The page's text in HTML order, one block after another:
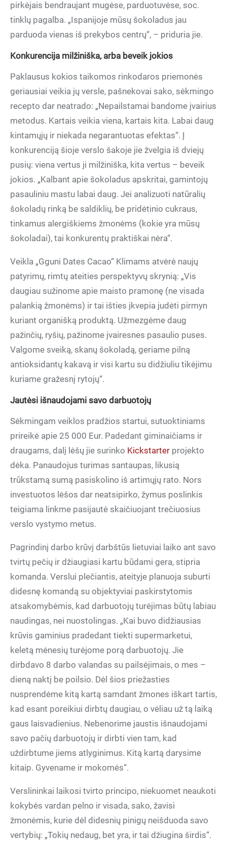
pirkėjais bendraujant mugėse, parduotuvėse, soc.
tinklų pagalba. „Ispanijoje mūsų šokoladus jau
parduoda vienas iš prekybos centrų“, – priduria jie.
Konkurencija milžiniška, arba beveik jokios
Paklausus kokios taikomos rinkodaros priemonės
geriausiai veikia jų versle, pašnekovai sako, sėkmingo
recepto dar neatrado: „Nepailstamai bandome įvairius
metodus. Kartais veikia viena, kartais kita. Labai daug
kintamųjų ir niekada negarantuotas efektas“. Į
konkurenciją šioje verslo šakoje jie žvelgia iš dviejų
pusių: viena vertus ji milžiniška, kita vertus – beveik
jokios. „Kalbant apie šokoladus apskritai, gamintojų
pasauliniu mastu labai daug. Jei analizuoti natūralių
šokoladų rinką be saldiklių, be pridėtinio cukraus,
tinkamus alergiškiems žmonėms (kokie yra mūsų
šokoladai), tai konkurentų praktiškai nėra“.
Veikla „Gguni Dates Cacao“ Klimams atvėrė naujų
patyrimų, rimtų ateities perspektyvų skrynią: „Vis
daugiau sužinome apie maisto pramonę (ne visada
palankią žmonėms) ir tai išties įkvepia judėti pirmyn
kuriant organišką produktą. Užmezgėme daug
pažinčių, ryšių, pažinome įvairesnes pasaulio puses.
Valgome sveiką, skanų šokoladą, geriame pilną
antioksidantų kakavą ir visi kartu su didžiuliu tikėjimu
kuriame gražesnį rytojų“.
Jautėsi išnaudojami savo darbuotojų
Sėkmingam veiklos pradžios startui, sutuoktiniams
prireikė apie 25 000 Eur. Padedant giminaičiams ir
draugams, dalį lėšų jie surinko Kickstarter projekto
dėka. Panaudojus turimas santaupas, likusią
trūkstamą sumą pasiskolino iš artimųjų rato. Nors
investuotos lėšos dar neatsipirko, žymus poslinkis
teigiama linkme pasijautė skaičiuojant trečiuosius
verslo vystymo metus.
Pagrindinį darbo krūvį darbštūs lietuviai laiko ant savo
tvirtų pečių ir džiaugiasi kartu būdami gera, stipria
komanda. Verslui plečiantis, ateityje planuoja suburti
didesnę komandą su objektyviai paskirstytomis
atsakomybėmis, kad darbuotojų turėjimas būtų labiau
naudingas, nei nuostolingas. „Kai buvo didžiausias
krūvis gaminius pradedant tiekti supermarketui,
keletą mėnesių turėjome porą darbuotojų. Jie
dirbdavo 8 darbo valandas su pailsėjimais, o mes –
dieną naktį be poilsio. Dėl šios priežasties
nusprendėme kitą kartą samdant žmones iškart tartis,
kad esant poreikiui dirbtų daugiau, o vėliau už tą laiką
gaus laisvadienius. Nebenorime jaustis išnaudojami
savo pačių darbuotojų ir dirbti vien tam, kad
uždirbtume jiems atlyginimus. Kitą kartą darysime
kitaip. Gyvename ir mokomės“.
Verslininkai laikosi tvirto principo, niekuomet neaukoti
kokybės vardan pelno ir visada, sako, žavisi
žmonėmis, kurie dėl didesnių pinigų neišduoda savo
vertybių: „Tokių nedaug, bet yra, ir tai džiugina širdis“.